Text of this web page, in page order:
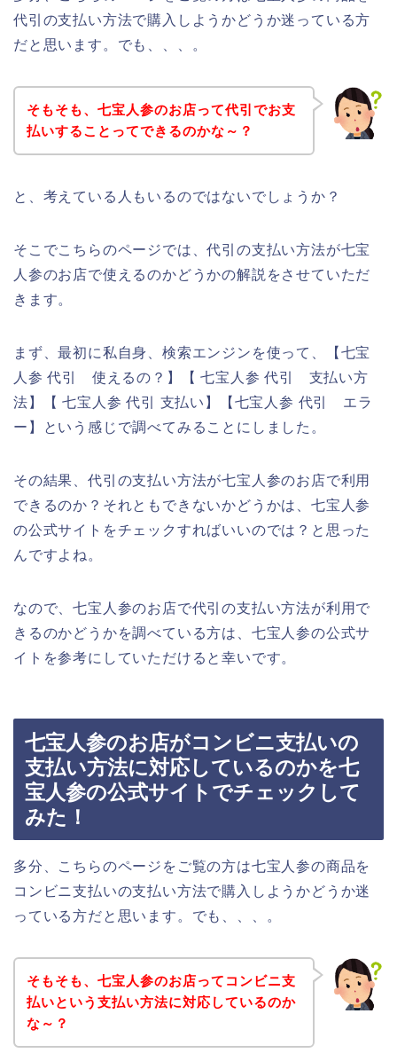
代引の支払い方法で購入しようかどうか迷っている方
だと思います。でも、、、。
そもそも、七宝人参のお店って代引でお支
払いすることってできるのかな～？
と、考えている人もいるのではないでしょうか？
そこでこちらのページでは、代引の支払い方法が七宝
人参のお店で使えるのかどうかの解説をさせていただ
きます。
まず、最初に私自身、検索エンジンを使って、【七宝
人参 代引 使えるの？】【 七宝人参 代引 支払い方
法】【 七宝人参 代引 支払い】【七宝人参 代引 エラ
ー】という感じで調べてみることにしました。
その結果、代引の支払い方法が七宝人参のお店で利用
できるのか？それともできないかどうかは、七宝人参
の公式サイトをチェックすればいいのでは？と思った
んですよね。
なので、七宝人参のお店で代引の支払い方法が利用で
きるのかどうかを調べている方は、七宝人参の公式サ
イトを参考にしていただけると幸いです。
七宝人参のお店がコンビニ支払いの
支払い方法に対応しているのかを七
宝人参の公式サイトでチェックして
みた！
多分、こちらのページをご覧の方は七宝人参の商品を
コンビニ支払いの支払い方法で購入しようかどうか迷
っている方だと思います。でも、、、。
そもそも、七宝人参のお店ってコンビニ支
払いという支払い方法に対応しているのか
な～？